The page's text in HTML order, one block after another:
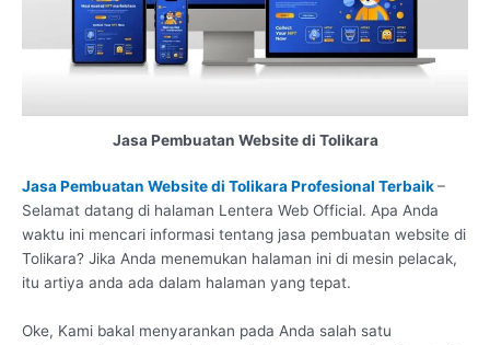
Jasa Pembuatan Website di Tolikara
Jasa Pembuatan Website di Tolikara Profesional Terbaik–
Selamat datang di halaman Lentera Web Official. Apa Anda
waktu ini mencari informasi tentang jasa pembuatan website di
Tolikara? Jika Anda menemukan halaman ini di mesin pelacak,
itu artiya anda ada dalam halaman yang tepat.
Oke, Kami bakal menyarankan pada Anda salah satu